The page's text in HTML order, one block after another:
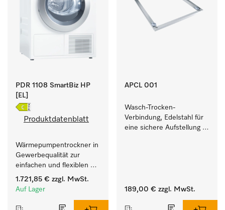
PDR 1108 SmartBiz HP
[EL]
Produktdatenblatt
Wärmepumpentrockner in
Gewerbequalität zur
einfachen und flexiblen
Aufstellung ohne
Abluftleitung.
1.721,85 € zzgl. MwSt.
Auf Lager
APCL 001
Wasch-Trocken-
Verbindung, Edelstahl für
eine sichere Aufstellung
189,00 € zzgl. MwSt.